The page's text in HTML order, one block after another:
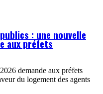
: une nouvelle
aux préfets
demande aux préfets
du logement des agents